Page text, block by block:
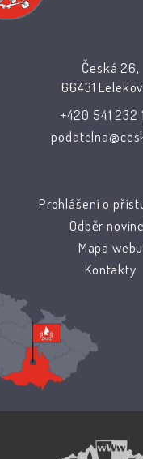
Česká 26,
66431
+420 541 232
Prohlášení o
Odběr
Mapa webu
Kontakty